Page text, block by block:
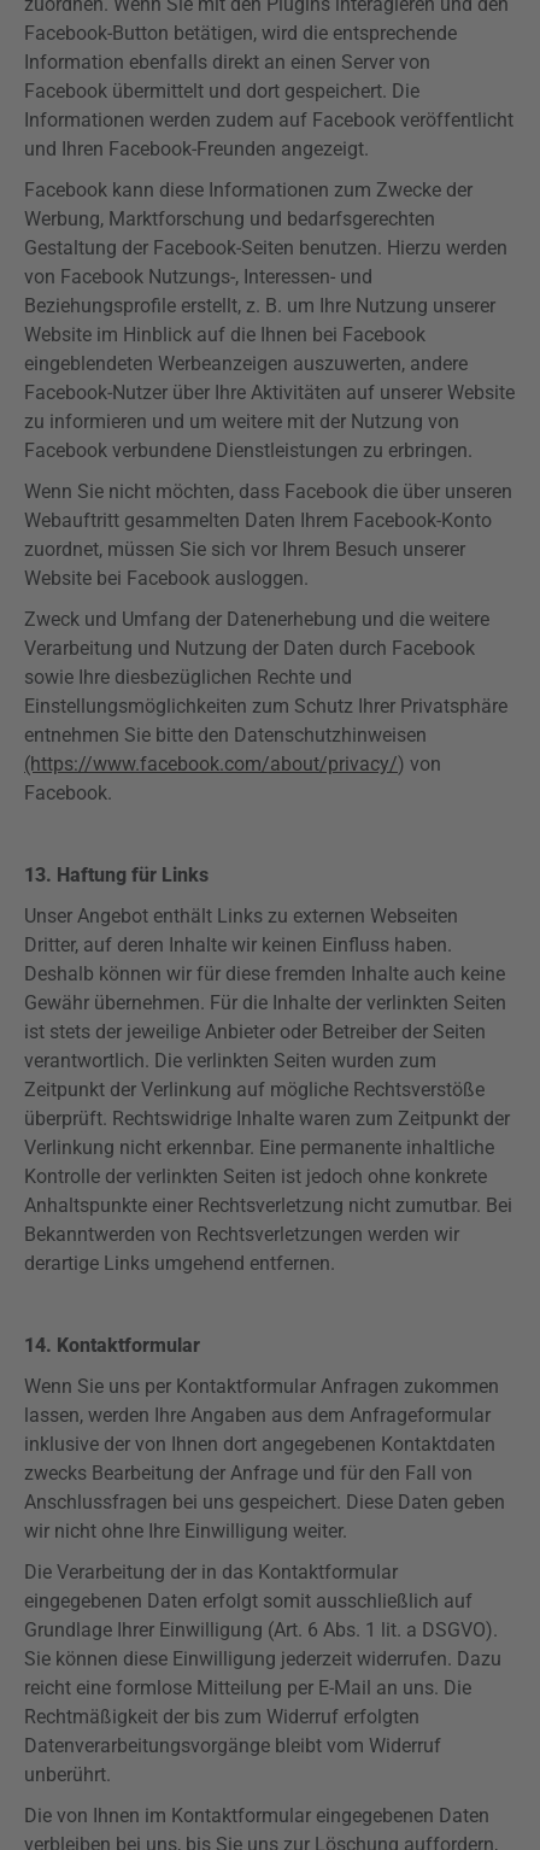
Facebook-Button betätigen, wird die entsprechende
Information ebenfalls direkt an einen Server von
Facebook übermittelt und dort gespeichert. Die
Informationen werden zudem auf Facebook veröffentlicht
und Ihren Facebook-Freunden angezeigt.
Facebook kann diese Informationen zum Zwecke der
Werbung, Marktforschung und bedarfsgerechten
Gestaltung der Facebook-Seiten benutzen. Hierzu werden
von Facebook Nutzungs-, Interessen- und
Beziehungsprofile erstellt, z. B. um Ihre Nutzung unserer
Website im Hinblick auf die Ihnen bei Facebook
eingeblendeten Werbeanzeigen auszuwerten, andere
Facebook-Nutzer über Ihre Aktivitäten auf unserer Website
zu informieren und um weitere mit der Nutzung von
Facebook verbundene Dienstleistungen zu erbringen.
Wenn Sie nicht möchten, dass Facebook die über unseren
Webauftritt gesammelten Daten Ihrem Facebook-Konto
zuordnet, müssen Sie sich vor Ihrem Besuch unserer
Website bei Facebook ausloggen.
Zweck und Umfang der Datenerhebung und die weitere
Verarbeitung und Nutzung der Daten durch Facebook
sowie Ihre diesbezüglichen Rechte und
Einstellungsmöglichkeiten zum Schutz Ihrer Privatsphäre
entnehmen Sie bitte den Datenschutzhinweisen
(https://www.facebook.com/about/privacy/) von
Facebook.
13. Haftung für Links
Unser Angebot enthält Links zu externen Webseiten
Dritter, auf deren Inhalte wir keinen Einfluss haben.
Deshalb können wir für diese fremden Inhalte auch keine
Gewähr übernehmen. Für die Inhalte der verlinkten Seiten
ist stets der jeweilige Anbieter oder Betreiber der Seiten
verantwortlich. Die verlinkten Seiten wurden zum
Zeitpunkt der Verlinkung auf mögliche Rechtsverstöße
überprüft. Rechtswidrige Inhalte waren zum Zeitpunkt der
Verlinkung nicht erkennbar. Eine permanente inhaltliche
Kontrolle der verlinkten Seiten ist jedoch ohne konkrete
Anhaltspunkte einer Rechtsverletzung nicht zumutbar. Bei
Bekanntwerden von Rechtsverletzungen werden wir
derartige Links umgehend entfernen.
14. Kontaktformular
Wenn Sie uns per Kontaktformular Anfragen zukommen
lassen, werden Ihre Angaben aus dem Anfrageformular
inklusive der von Ihnen dort angegebenen Kontaktdaten
zwecks Bearbeitung der Anfrage und für den Fall von
Anschlussfragen bei uns gespeichert. Diese Daten geben
wir nicht ohne Ihre Einwilligung weiter.
Die Verarbeitung der in das Kontaktformular
eingegebenen Daten erfolgt somit ausschließlich auf
Grundlage Ihrer Einwilligung (Art. 6 Abs. 1 lit. a DSGVO).
Sie können diese Einwilligung jederzeit widerrufen. Dazu
reicht eine formlose Mitteilung per E-Mail an uns. Die
Rechtmäßigkeit der bis zum Widerruf erfolgten
Datenverarbeitungsvorgänge bleibt vom Widerruf
unberührt.
Die von Ihnen im Kontaktformular eingegebenen Daten
verbleiben bei uns, bis Sie uns zur Löschung auffordern,